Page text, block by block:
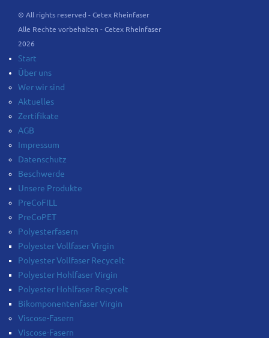
© All rights reserved - Cetex Rheinfaser
Alle Rechte vorbehalten - Cetex Rheinfaser
2026
Start
Über uns
Wer wir sind
Aktuelles
Zertifikate
AGB
Impressum
Datenschutz
Beschwerde
Unsere Produkte
PreCoFILL
PreCoPET
Polyesterfasern
Polyester Vollfaser Virgin
Polyester Vollfaser Recycelt
Polyester Hohlfaser Virgin
Polyester Hohlfaser Recycelt
Bikomponentenfaser Virgin
Viscose-Fasern
Viscose-Fasern